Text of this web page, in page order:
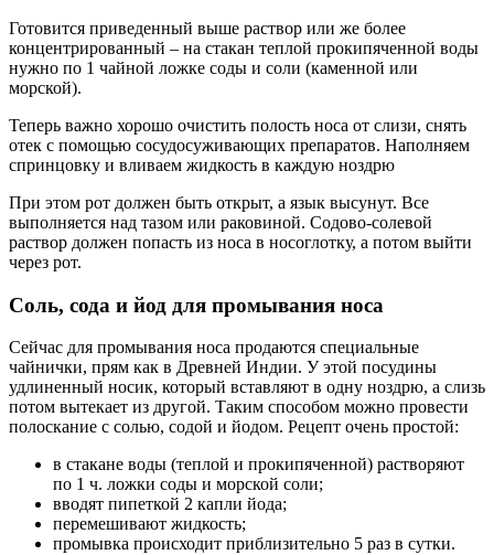
Готовится приведенный выше раствор или же более
концентрированный – на стакан теплой прокипяченной воды
нужно по 1 чайной ложке соды и соли (каменной или
морской).
Теперь важно хорошо очистить полость носа от слизи, снять
отек с помощью сосудосуживающих препаратов. Наполняем
спринцовку и вливаем жидкость в каждую ноздрю
При этом рот должен быть открыт, а язык высунут. Все
выполняется над тазом или раковиной. Содово-солевой
раствор должен попасть из носа в носоглотку, а потом выйти
через рот.
Соль, сода и йод для промывания носа
Сейчас для промывания носа продаются специальные
чайнички, прям как в Древней Индии. У этой посудины
удлиненный носик, который вставляют в одну ноздрю, а слизь
потом вытекает из другой. Таким способом можно провести
полоскание с солью, содой и йодом. Рецепт очень простой:
в стакане воды (теплой и прокипяченной) растворяют
по 1 ч. ложки соды и морской соли;
вводят пипеткой 2 капли йода;
перемешивают жидкость;
промывка происходит приблизительно 5 раз в сутки.